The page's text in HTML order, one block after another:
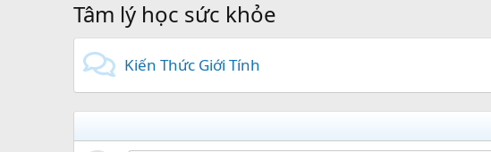
Tâm lý học sức khỏe
Kiến Thức Giới Tính